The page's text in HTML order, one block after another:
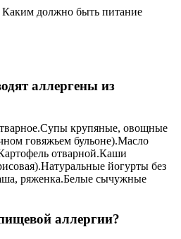
должно быть питание
аллергены из
крупяные, овощные
говяжьем бульоне).Масло
отварной.Каши
йогурты без
ряженка.Белые сычужные
аллергии?